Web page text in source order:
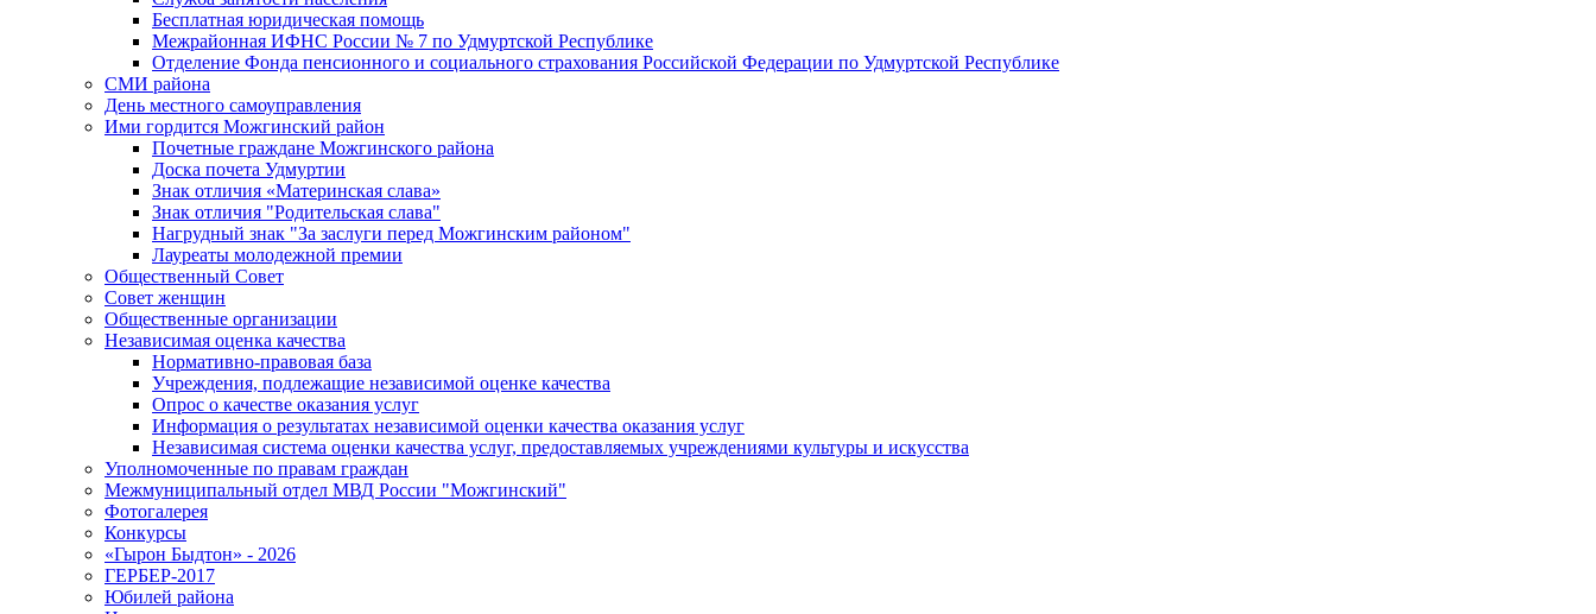
Бесплатная юридическая помощь
Межрайонная ИФНС России № 7 по Удмуртской Республике
Отделение Фонда пенсионного и социального страхования Российской Федерации по Удмуртской Республике
СМИ района
День местного самоуправления
Ими гордится Можгинский район
Почетные граждане Можгинского района
Доска почета Удмуртии
Знак отличия «Материнская слава»
Знак отличия "Родительская слава"
Нагрудный знак "За заслуги перед Можгинским районом"
Лауреаты молодежной премии
Общественный Совет
Совет женщин
Общественные организации
Независимая оценка качества
Нормативно-правовая база
Учреждения, подлежащие независимой оценке качества
Опрос о качестве оказания услуг
Информация о результатах независимой оценки качества оказания услуг
Независимая система оценки качества услуг, предоставляемых учреждениями культуры и искусства
Уполномоченные по правам граждан
Межмуниципальный отдел МВД России "Можгинский"
Фотогалерея
Конкурсы
«Гырон Быдтон» - 2026
ГЕРБЕР-2017
Юбилей района